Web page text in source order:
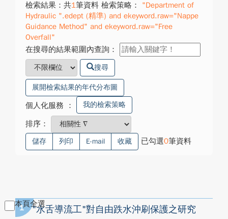
檢索結果：共1筆資料 檢索策略：
"Department of
Hydraulic ".edept (精準) and ekeyword.raw="Nappe
Guidance Method" and ekeyword.raw="Free
Overfall"
在搜尋的結果範圍內查詢：
搜尋
展開檢索結果的年代分布圖
個人化服務 ： 我的檢索策略
排序：
儲存 列印 E-mail 收藏 已勾選0筆資料
本頁全選
1 "水舌導流工"對自由跌水沖刷保護之研究